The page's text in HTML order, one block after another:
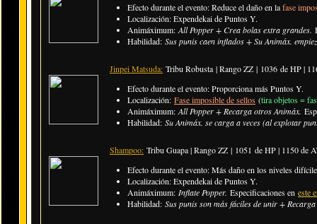
Efecto durante el evento: Reduce el daño en lafase
Localización: Expendekai de Puntos Y.
Animáximum: All Popper + Crea bolas extra grandes.
Habilidad: Sus punis caen inflados + Su Animáx.
Jinpei Matsuda: Tribu Robusta | Rango ZZ | 1036 de HP |
Efecto durante el evento: Proporciona más Puntos Y.
Localización: Fase imposible de sellos (tira objetos =
Animáximum: All Popper + Recarga otros Animáx.
Habilidad: Su Animáx. se carga a veces (al explotar
Shampoo: Tribu Guapa | Rango ZZ | 1051 de HP | 1150 de
Efecto durante el evento: Más daño en los niveles
Localización: Expendekai de Puntos Y.
Animáximum: Inflate Popper. Especificaciones en este
Habilidad: Sus punis son más fáciles de unir +